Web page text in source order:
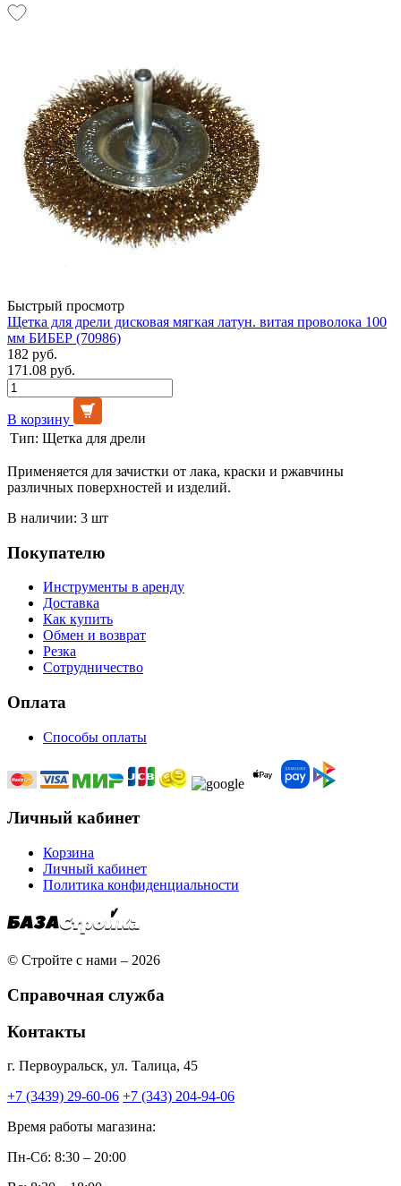
Быстрый просмотр
Щетка для дрели дисковая мягкая латун. витая проволока 100
мм БИБЕР (70986)
182 руб.
171.08 руб.
В корзину
Тип: Щетка для дрели
Применяется для зачистки от лака, краски и ржавчины
различных поверхностей и изделий.
В наличии: 3 шт
Покупателю
Инструменты в аренду
Доставка
Как купить
Обмен и возврат
Резка
Сотрудничество
Оплата
Способы оплаты
Личный кабинет
Корзина
Личный кабинет
Политика конфиденциальности
© Стройте с нами – 2026
Справочная служба
Контакты
г. Первоуральск, ул. Талица, 45
+7 (3439) 29-60-06 +7 (343) 204-94-06
Время работы магазина:
Пн-Сб: 8:30 – 20:00